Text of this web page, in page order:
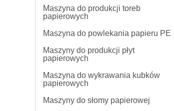
Maszyna do produkcji toreb
papierowych
Maszyna do powlekania papieru PE
Maszyny do produkcji płyt
papierowych
Maszyna do wykrawania kubków
papierowych
Maszyny do słomy papierowej